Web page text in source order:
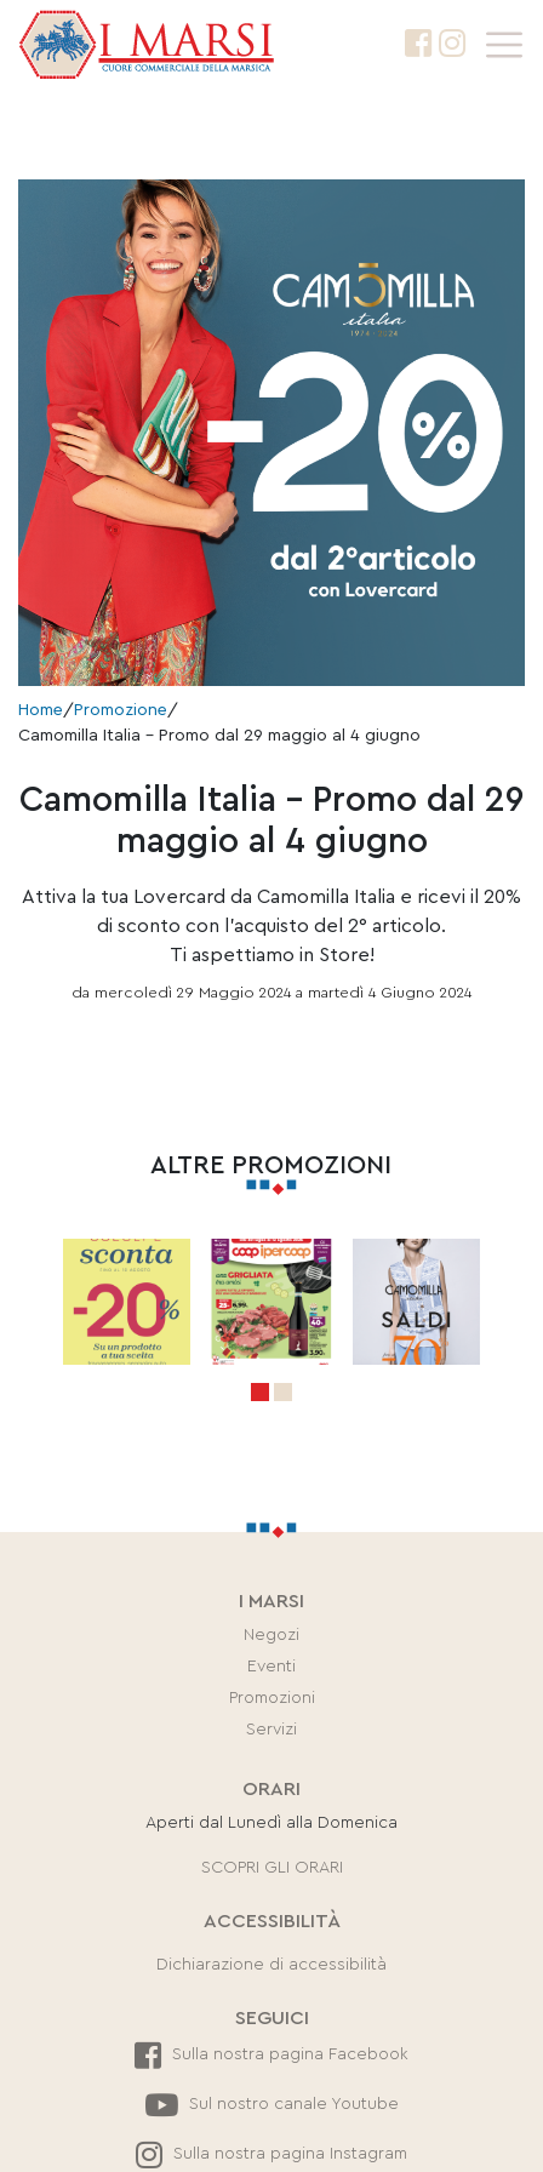
Home/ Promozione/
Camomilla Italia – Promo dal 29 maggio al 4 giugno
Camomilla Italia – Promo dal 29
maggio al 4 giugno
Attiva la tua Lovercard da Camomilla Italia e ricevi il 20%
di sconto con l’acquisto del 2° articolo.
Ti aspettiamo in Store!
da mercoledì 29 Maggio 2024 a martedì 4 Giugno 2024
ALTRE PROMOZIONI
I MARSI
Negozi
Eventi
Promozioni
Servizi
ORARI
Aperti dal Lunedì alla Domenica
SCOPRI GLI ORARI
ACCESSIBILITÀ
Dichiarazione di accessibilità
SEGUICI
Sulla nostra pagina Facebook
Sul nostro canale Youtube
Sulla nostra pagina Instagram